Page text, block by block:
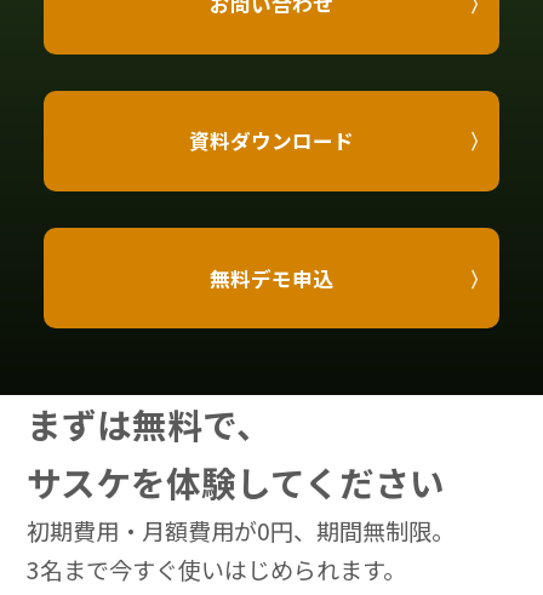
資料ダウンロード
無料デモ申込
まずは無料で、
サスケを体験してください
初期費用・月額費用が0円、期間無制限。
3名まで今すぐ使いはじめられます。